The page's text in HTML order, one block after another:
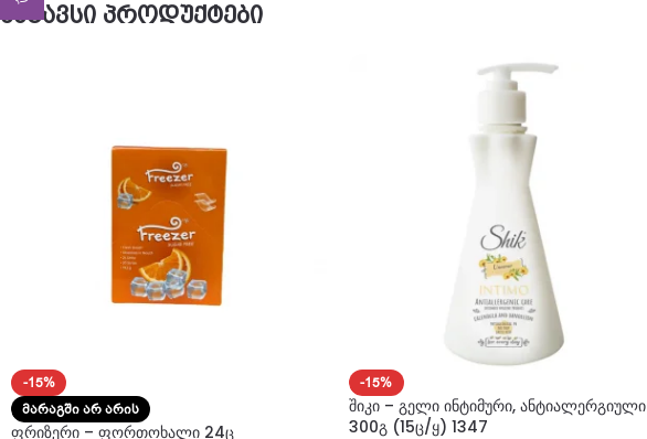
მსგავსი პროდუქტები
-15%
ᲛᲐᲠᲐᲒᲨᲘ ᲐᲠ ᲐᲠᲘᲡ
ფრიზერი – ფორთოხალი 24ც
-15%
შიკი – გელი ინტიმური, ანტიალერგიული
300გ (15ც/ყ) 1347